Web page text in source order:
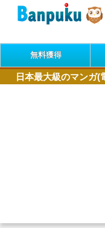
無料獲得
日本最大級のマンガ(